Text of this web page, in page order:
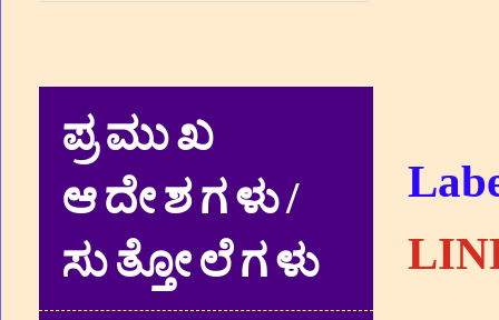
ಪ್ರಮುಖ
ಆದೇಶಗಳು/
ಸುತ್ತೋಲೆಗಳು